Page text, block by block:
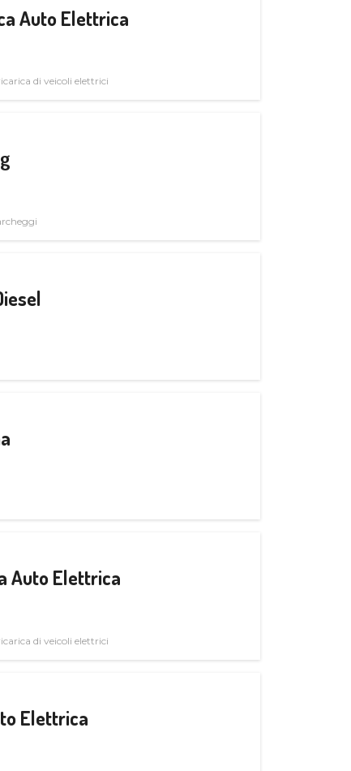
Auto Elettrica
di veicoli elettrici
Auto Elettrica
di veicoli elettrici
Elettrica